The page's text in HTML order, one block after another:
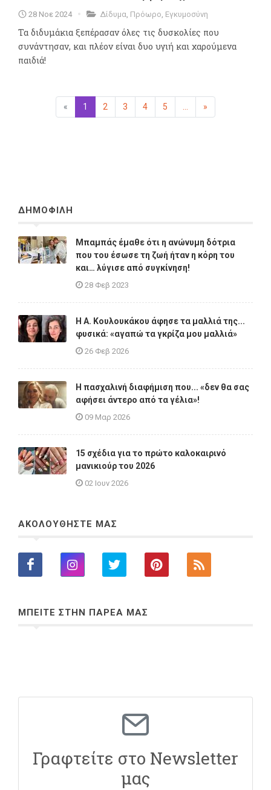
28 Νοε 2024 Δίδυμα Πρόωρο Εγκυμοσύνη
Τα διδυμάκια ξεπέρασαν όλες τις δυσκολίες που
συνάντησαν, και πλέον είναι δυο υγιή και χαρούμενα
παιδιά!
« Προηγούμενη
1 (επιλεγμένη)
2 3 4 5 »
ΔΗΜΟΦΙΛΗ
Μπαμπάς έμαθε ότι η ανώνυμη δότρια
που του έσωσε τη ζωή ήταν η κόρη του
και… λύγισε από συγκίνηση!
28 Φεβ 2023
Η A. Κουλουκάκου άφησε τα μαλλιά της...
φυσικά: «αγαπώ τα γκρίζα μου μαλλιά»
26 Φεβ 2026
Η πασχαλινή διαφήμιση που... «δεν θα σας
αφήσει άντερο από τα γέλια»!
09 Μαρ 2026
15 σχέδια για το πρώτο καλοκαιρινό
μανικιούρ του 2026
02 Ιουν 2026
ΑΚΟΛΟΥΘΗΣΤΕ ΜΑΣ
ΜΠΕΙΤΕ ΣΤΗΝ ΠΑΡΕΑ ΜΑΣ
Γραφτείτε στο Newsletter
μας